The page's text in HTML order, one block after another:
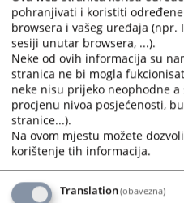
pohranjivati i koristiti
browsera i vašeg uređaja (npr.
sesiji unutar browsera, ...).
Neke od ovih informacija su
stranica ne bi mogla
neke nisu prijeko neophodne
procjenu nivoa posjećenosti,
stranice...).
Na ovom mjestu možete
korištenje tih informacija.
Translation(obavezna)